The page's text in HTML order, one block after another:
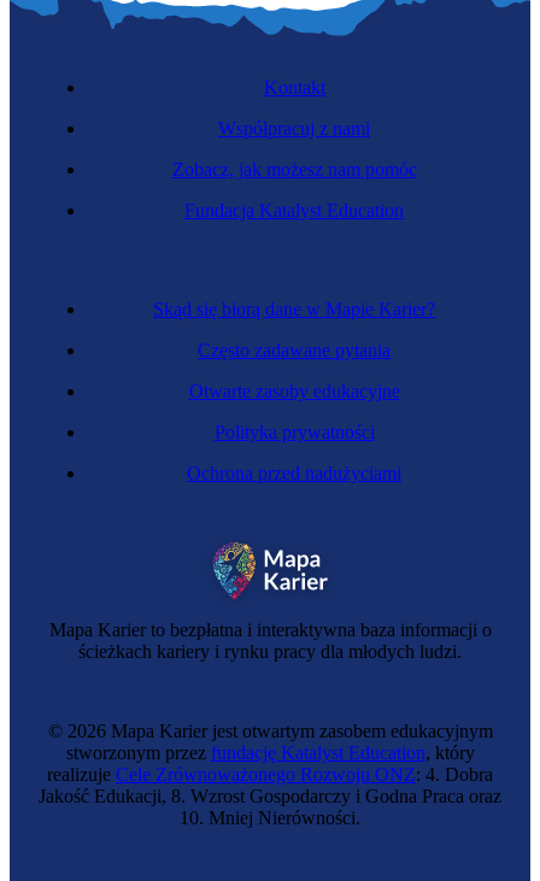
Mapa Karier to bezpłatna i interaktywna baza informacji o
ścieżkach kariery i rynku pracy dla młodych ludzi.
Skąd się biorą dane w Mapie Karier?
Często zadawane pytania
Otwarte zasoby edukacyjne
Polityka prywatności
Ochrona przed nadużyciami
Kontakt
Współpracuj z nami
Zobacz, jak możesz nam pomóc
Fundacja Katalyst Education
© 2026 Mapa Karier jest otwartym zasobem edukacyjnym
stworzonym przez fundację Katalyst Education, który
realizuje Cele Zrównoważonego Rozwoju ONZ: 4. Dobra
Jakość Edukacji, 8. Wzrost Gospodarczy i Godna Praca oraz
10. Mniej Nierówności.